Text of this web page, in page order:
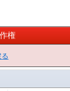
権
る